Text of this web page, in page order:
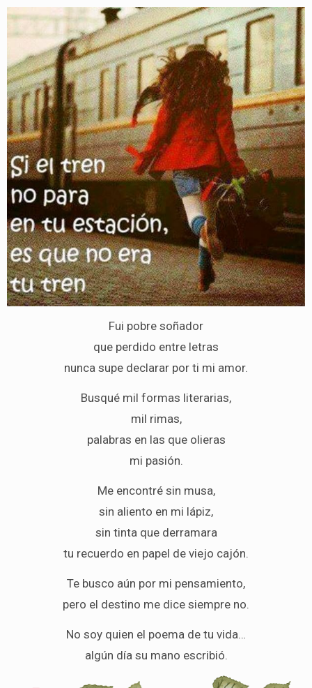
Fui pobre soñador
que perdido entre letras
nunca supe declarar por ti mi amor.
Busqué mil formas literarias,
mil rimas,
palabras en las que olieras
mi pasión.
Me encontré sin musa,
sin aliento en mi lápiz,
sin tinta que derramara
tu recuerdo en papel de viejo cajón.
Te busco aún por mi pensamiento,
pero el destino me dice siempre no.
No soy quien el poema de tu vida…
algún día su mano escribió.